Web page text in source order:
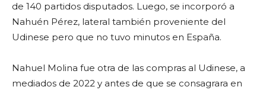
de 140 partidos disputados. Luego, se incorporó a
Nahuén Pérez, lateral también proveniente del
Udinese pero que no tuvo minutos en España.
Nahuel Molina fue otra de las compras al Udinese, a
mediados de 2022 y antes de que se consagrara en